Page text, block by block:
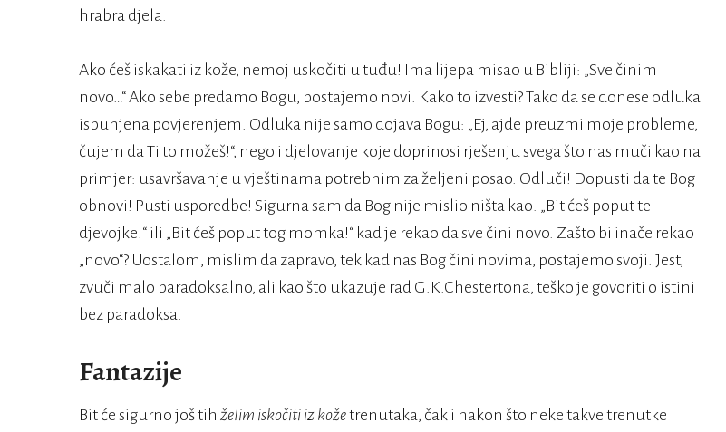
hrabra djela.
Ako ćeš iskakati iz kože, nemoj uskočiti u tuđu! Ima lijepa misao u Bibliji: „Sve činim
novo…“ Ako sebe predamo Bogu, postajemo novi. Kako to izvesti? Tako da se donese odluka
ispunjena povjerenjem. Odluka nije samo dojava Bogu: „Ej, ajde preuzmi moje probleme,
čujem da Ti to možeš!“, nego i djelovanje koje doprinosi rješenju svega što nas muči kao na
primjer: usavršavanje u vještinama potrebnim za željeni posao. Odluči! Dopusti da te Bog
obnovi! Pusti usporedbe! Sigurna sam da Bog nije mislio ništa kao: „Bit ćeš poput te
djevojke!“ ili „Bit ćeš poput tog momka!“ kad je rekao da sve čini novo. Zašto bi inače rekao
„novo“? Uostalom, mislim da zapravo, tek kad nas Bog čini novima, postajemo svoji. Jest,
zvuči malo paradoksalno, ali kao što ukazuje rad G.K.Chestertona, teško je govoriti o istini
bez paradoksa.
Fantazije
Bit će sigurno još tih želim iskočiti iz kožetrenutaka, čak i nakon što neke takve trenutke